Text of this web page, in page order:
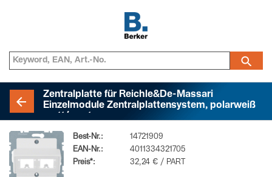
Zentralplatte für Reichle&De-Massari
Einzelmodule Zentralplattensystem, polarweiß
Best-Nr.:
14721909
EAN-Nr.:
4011334321705
Preis*:
32,24 € / PART